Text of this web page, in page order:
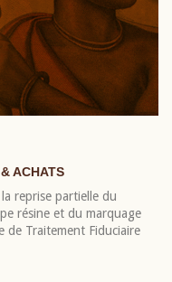
ACHATS
reprise partielle du
résine et du marquage
de Traitement Fiduciaire